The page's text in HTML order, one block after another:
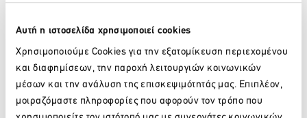
Αυτή η ιστοσελίδα χρησιμοποιεί cookies
Χρησιμοποιούμε Cookies για την εξατομίκευση περιεχομένου
και διαφημίσεων, την παροχή λειτουργιών κοινωνικών
μέσων και την ανάλυση της επισκεψιμότητάς μας. Επιπλέον,
μοιραζόμαστε πληροφορίες που αφορούν τον τρόπο που
TÜV AUSTRIA Hellas | Scheme Manager of Environmental
«Περιβαλλοντικές προτεραιότητες στο πλαίσιο των
κριτηρίων ESG»
Νικόλαος Μέλιος
Ethos Lab | Founder, Governance & Sustainability Expert